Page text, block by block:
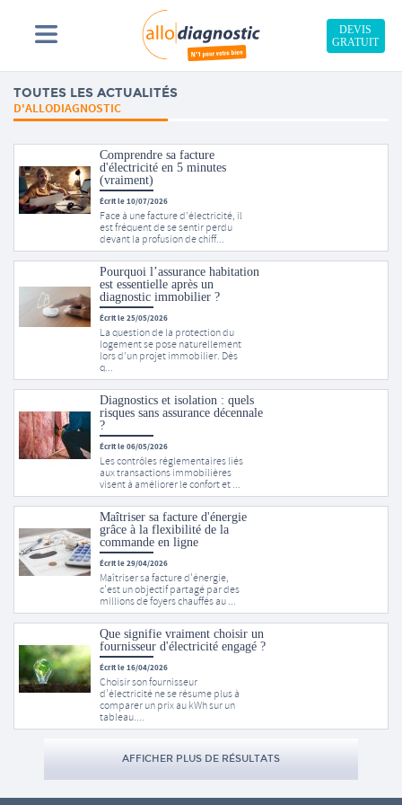
DEVIS
GRATUIT
TOUTES LES ACTUALITÉS
D'ALLODIAGNOSTIC
Comprendre sa facture
d'électricité en 5 minutes
(vraiment)
Écrit le 10/07/2026
Face à une facture d’électricité, il
est fréquent de se sentir perdu
devant la profusion de chiff...
Pourquoi l’assurance habitation
est essentielle après un
diagnostic immobilier ?
Écrit le 25/05/2026
La question de la protection du
logement se pose naturellement
lors d’un projet immobilier. Dès
q...
Diagnostics et isolation : quels
risques sans assurance décennale
?
Écrit le 06/05/2026
Les contrôles réglementaires liés
aux transactions immobilières
visent à améliorer le confort et ...
Maîtriser sa facture d'énergie
grâce à la flexibilité de la
commande en ligne
Écrit le 29/04/2026
Maîtriser sa facture d'énergie,
c'est un objectif partagé par des
millions de foyers chauffés au ...
Que signifie vraiment choisir un
fournisseur d'électricité engagé ?
Écrit le 16/04/2026
Choisir son fournisseur
d'électricité ne se résume plus à
comparer un prix au kWh sur un
tableau....
AFFICHER PLUS DE RÉSULTATS